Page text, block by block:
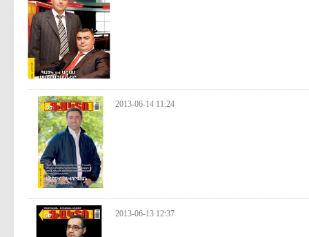
2013-06-14 11:24
2013-06-13 12:37